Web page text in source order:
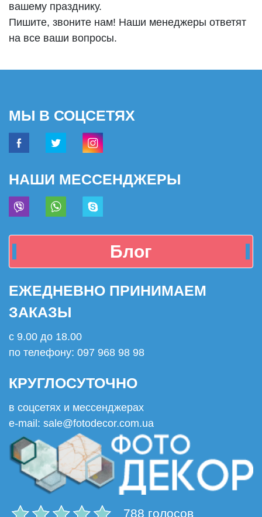
вашему празднику.
Пишите, звоните нам! Наши менеджеры ответят
на все ваши вопросы.
МЫ В СОЦСЕТЯХ
НАШИ МЕССЕНДЖЕРЫ
Блог
ЕЖЕДНЕВНО ПРИНИМАЕМ
ЗАКАЗЫ
с 9.00 до 18.00
по телефону: 097 968 98 98
КРУГЛОСУТОЧНО
в соцсетях и мессенджерах
e-mail: sale@fotodecor.com.ua
788 голосов